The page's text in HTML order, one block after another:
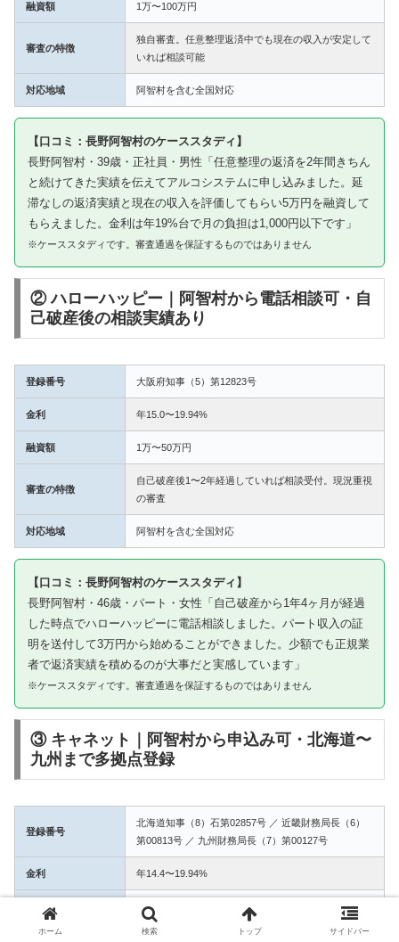
融資額 1万〜100万円
審査の特徴
独自審査。任意整理返済中でも現在の収入が安定して
いれば相談可能
対応地域 阿智村を含む全国対応
【口コミ：長野阿智村のケーススタディ】
長野阿智村・39歳・正社員・男性「任意整理の返済を2年間きちん
と続けてきた実績を伝えてアルコシステムに申し込みました。延
滞なしの返済実績と現在の収入を評価してもらい5万円を融資して
もらえました。金利は年19%台で月の負担は1,000円以下です」
※ケーススタディです。審査通過を保証するものではありません
② ハローハッピー｜阿智村から電話相談可・自
己破産後の相談実績あり
登録番号 大阪府知事（5）第12823号
金利 年15.0〜19.94%
融資額 1万〜50万円
審査の特徴
自己破産後1〜2年経過していれば相談受付。現況重視
の審査
対応地域 阿智村を含む全国対応
【口コミ：長野阿智村のケーススタディ】
長野阿智村・46歳・パート・女性「自己破産から1年4ヶ月が経過
した時点でハローハッピーに電話相談しました。パート収入の証
明を送付して3万円から始めることができました。少額でも正規業
者で返済実績を積めるのが大事だと実感しています」
※ケーススタディです。審査通過を保証するものではありません
③ キャネット｜阿智村から申込み可・北海道〜
九州まで多拠点登録
登録番号
北海道知事（8）石第02857号 ／ 近畿財務局長（6）
第00813号 ／ 九州財務局長（7）第00127号
金利 年14.4〜19.94%
融資額 1万〜50万円
ホーム 検索 トップ サイドバー